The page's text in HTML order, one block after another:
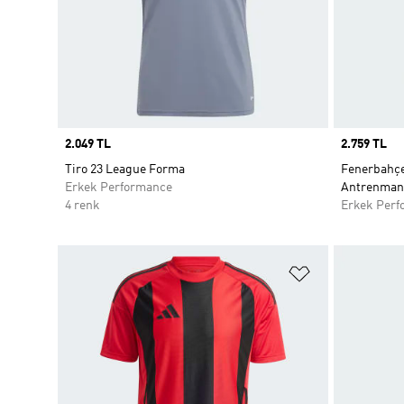
Price
2.049 TL
Tiro 23 League Forma
Erkek Performance
4 renk
Price
2.759 TL
Erkek